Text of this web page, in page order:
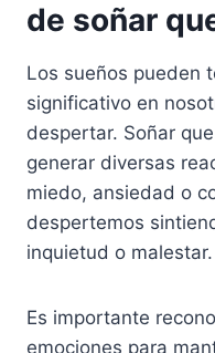
de soñar
Los sueños pueden
significativo en
despertar. Soñar
generar diversas
miedo, ansiedad o
despertemos
inquietud o malestar.
Es importante
emociones para